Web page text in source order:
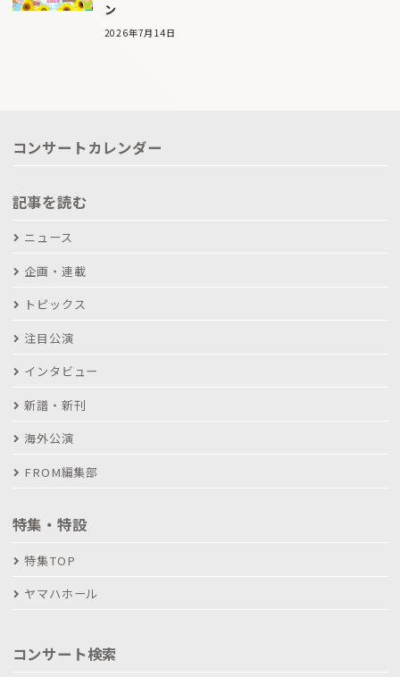
ン
2026年7月14日
コンサートカレンダー
記事を読む
ニュース
企画・連載
トピックス
注目公演
インタビュー
新譜・新刊
海外公演
FROM編集部
特集・特設
特集TOP
ヤマハホール
コンサート検索